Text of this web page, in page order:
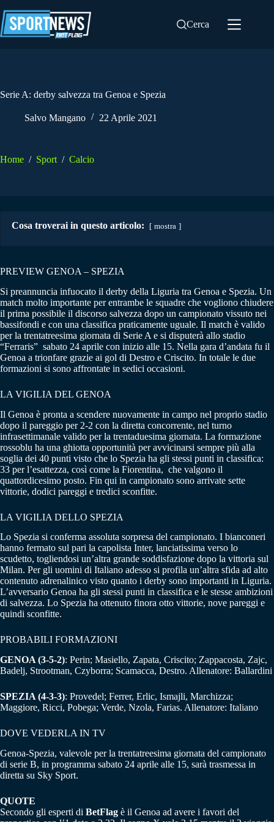
al
contenuto
Cerca
Serie A: derby salvezza tra Genoa e Spezia
Salvo Mangano 22 Aprile 2021
Home / Sport / Calcio
Cosa troverai in questo articolo: mostra
PREVIEW GENOA – SPEZIA
Si preannuncia infuocato il derby della Liguria tra Genoa e Spezia. Un
match molto importante per entrambe le squadre che vogliono chiudere
il prima possibile il discorso salvezza dopo un campionato vissuto nei
bassifondi e con una classifica praticamente uguale. Il match è valido
per la trentatreesima giornata di Serie A e si disputerà allo stadio
“Ferraris” sabato 24 aprile con inizio alle 15. Nella gara d’andata fu il
Genoa a trionfare grazie ai gol di Destro e Criscito. In totale le due
formazioni si sono affrontate in sedici occasioni.
LA VIGILIA DEL GENOA
Il Genoa è pronta a scendere nuovamente in campo nel proprio stadio
dopo il pareggio per 2-2 con la diretta concorrente, nel turno
infrasettimanale valido per la trentaduesima giornata. La formazione
rossoblu ha una ghiotta opportunità per avvicinarsi sempre più alla
soglia dei 40 punti visto che lo Spezia ha gli stessi punti in classifica:
33 per l’esattezza, così come la Fiorentina, che valgono il
quattordicesimo posto. Fin qui in campionato sono arrivate sette
vittorie, dodici pareggi e tredici sconfitte.
LA VIGILIA DELLO SPEZIA
Lo Spezia si conferma assoluta sorpresa del campionato. I bianconeri
hanno fermato sul pari la capolista Inter, lanciatissima verso lo
scudetto, togliendosi un’altra grande soddisfazione dopo la vittoria sul
Milan. Per gli uomini di Italiano adesso si profila un’altra sfida ad alto
contenuto adrenalinico visto quanto i derby sono importanti in Liguria.
L’avversario Genoa ha gli stessi punti in classifica e le stesse ambizioni
di salvezza. Lo Spezia ha ottenuto finora otto vittorie, nove pareggi e
quindi sconfitte.
PROBABILI FORMAZIONI
GENOA (3-5-2): Perin; Masiello, Zapata, Criscito; Zappacosta, Zajc,
Badelj, Strootman, Czyborra; Scamacca, Destro. Allenatore: Ballardini
SPEZIA (4-3-3): Provedel; Ferrer, Erlic, Ismajli, Marchizza;
Maggiore, Ricci, Pobega; Verde, Nzola, Farias. Allenatore: Italiano
DOVE VEDERLA IN TV
Genoa-Spezia, valevole per la trentatreesima giornata del campionato
di serie B, in programma sabato 24 aprile alle 15, sarà trasmessa in
diretta su Sky Sport.
QUOTE
Secondo gli esperti di BetFlag è il Genoa ad avere i favori del